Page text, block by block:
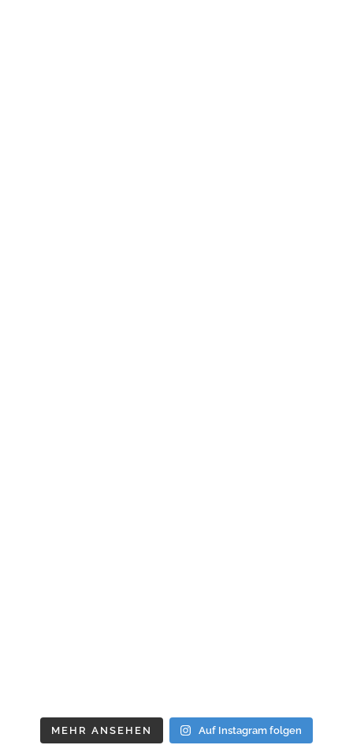
MEHR ANSEHEN Auf Instagram folgen